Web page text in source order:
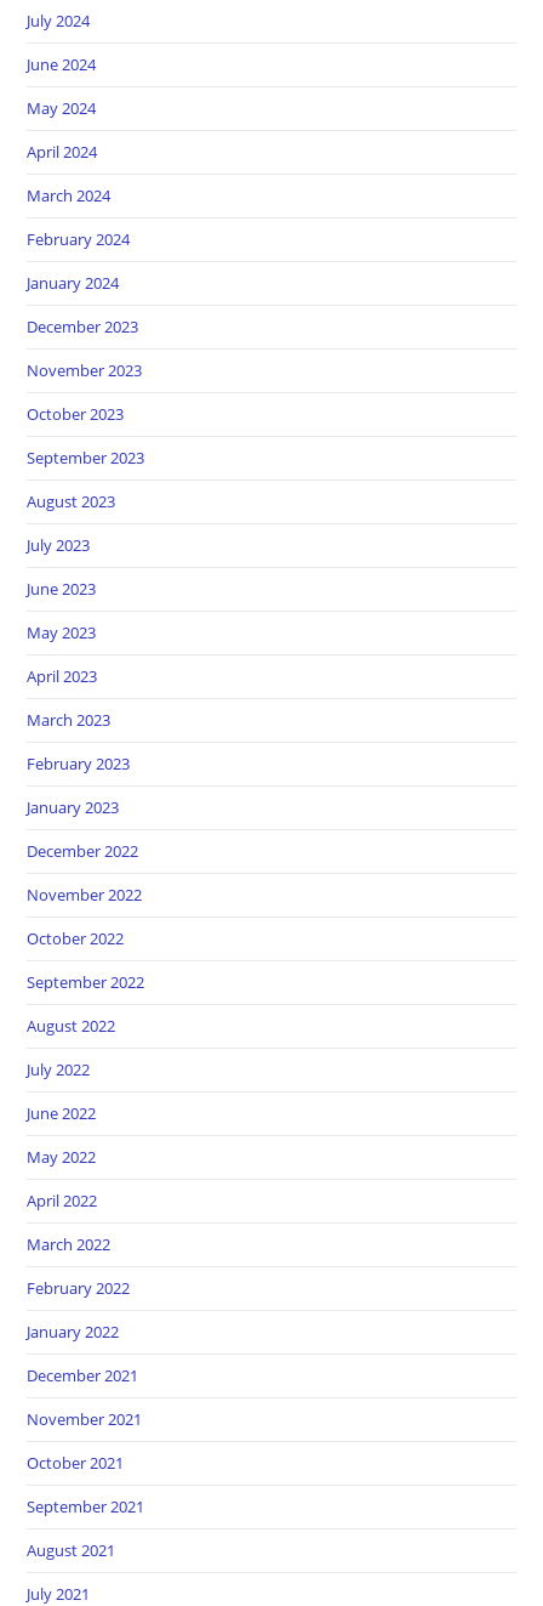
July 2024
June 2024
May 2024
April 2024
March 2024
February 2024
January 2024
December 2023
November 2023
October 2023
September 2023
August 2023
July 2023
June 2023
May 2023
April 2023
March 2023
February 2023
January 2023
December 2022
November 2022
October 2022
September 2022
August 2022
July 2022
June 2022
May 2022
April 2022
March 2022
February 2022
January 2022
December 2021
November 2021
October 2021
September 2021
August 2021
July 2021